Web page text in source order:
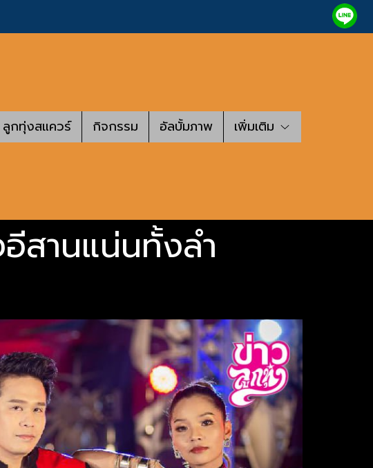
ลูกทุ่งสแควร์ กิจกรรม อัลบั้มภาพ เพิ่มเติม
สานแน่นทั้งลำ